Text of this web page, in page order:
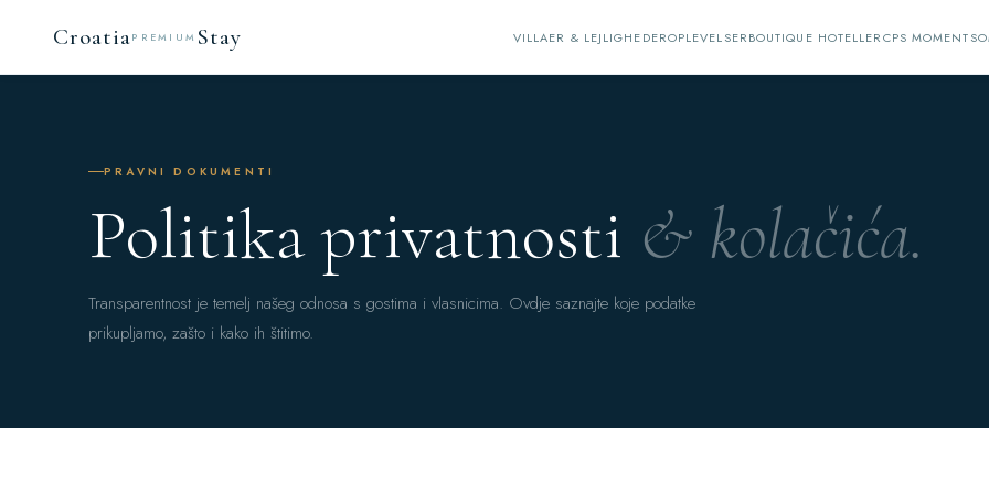
CroatiaPREMIUM Stay VILLAER & LEJLIGHEDEROPLEVELSERBOUTIQUE HOTELLERCPS MOMENTS
PRAVNI DOKUMENTI
Politika privatnosti & kolačića.
Transparentnost je temelj našeg odnosa s gostima i vlasnicima. Ovdje saznajte koje podatke
prikupljamo, zašto i kako ih štitimo.